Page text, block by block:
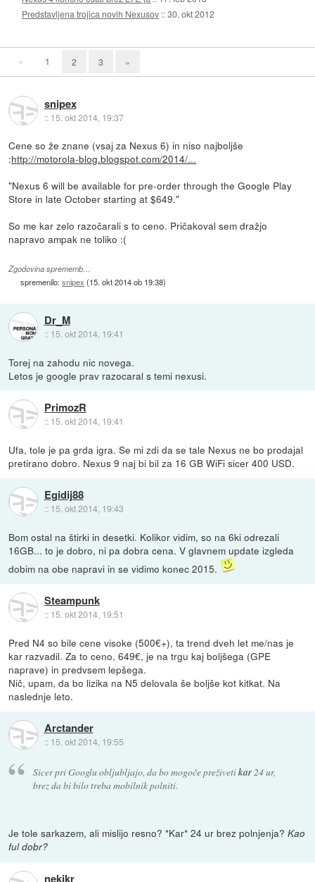
Predstavljena trojica novih Nexusov ::30. okt 2012
« 1 2 3 »
snipex
:: 15. okt 2014, 19:37
Cene so že znane (vsaj za Nexus 6) in niso najboljše
:http://motorola-blog.blogspot.com/2014/...
"Nexus 6 will be available for pre-order through the Google Play
Store in late October starting at $649."
So me kar zelo razočarali s to ceno. Pričakoval sem dražjo
napravo ampak ne toliko :(
Zgodovina sprememb…
spremenilo:snipex (15. okt 2014 ob 19:38)
Dr_M
:: 15. okt 2014, 19:41
Torej na zahodu nic novega.
Letos je google prav razocaral s temi nexusi.
PrimozR
:: 15. okt 2014, 19:41
Ufa, tole je pa grda igra. Se mi zdi da se tale Nexus ne bo prodajal
pretirano dobro. Nexus 9 naj bi bil za 16 GB WiFi sicer 400 USD.
Egidij88
:: 15. okt 2014, 19:43
Bom ostal na štirki in desetki. Kolikor vidim, so na 6ki odrezali
16GB... to je dobro, ni pa dobra cena. V glavnem update izgleda
dobim na obe napravi in se vidimo konec 2015.
Steampunk
:: 15. okt 2014, 19:51
Pred N4 so bile cene visoke (500€+), ta trend dveh let me/nas je
kar razvadil. Za to ceno, 649€, je na trgu kaj boljšega (GPE
naprave) in predvsem lepšega.
Nič, upam, da bo lizika na N5 delovala še boljše kot kitkat. Na
naslednje leto.
Arctander
:: 15. okt 2014, 19:55
Sicer pri Googlu obljubljajo, da bo mogoče preživetikar24 ur,
brez da bi bilo treba mobilnik polniti.
Je tole sarkazem, ali mislijo resno? *Kar* 24 ur brez polnjenja?Kao
ful dobr?
nekikr